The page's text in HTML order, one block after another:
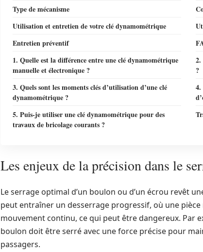
Type de mécanisme
Utilisation et entretien de votre clé dynamométrique
Entretien préventif
1. Quelle est la différence entre une clé dynamométrique
manuelle et électronique ?
2.
?
3. Quels sont les moments clés d’utilisation d’une clé
dynamométrique ?
5. Puis-je utiliser une clé dynamométrique pour des
travaux de bricolage courants ?
Les enjeux de la précision dans le
Le serrage optimal d’un boulon ou d’un écrou revêt
peut entraîner un desserrage progressif, où une
mouvement continu, ce qui peut être dangereux. Par
boulon doit être serré avec une force précise pour
passagers.